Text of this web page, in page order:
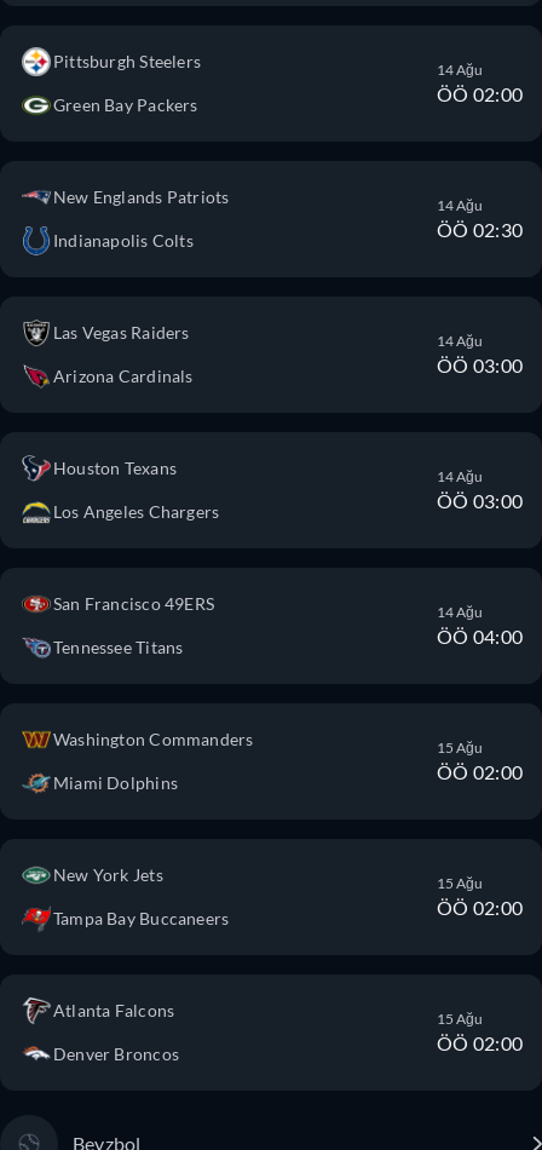
Pittsburgh Steelers
Green Bay Packers
14 Ağu
ÖÖ 02:00
New Englands Patriots
Indianapolis Colts
14 Ağu
ÖÖ 02:30
Las Vegas Raiders
Arizona Cardinals
14 Ağu
ÖÖ 03:00
Houston Texans
Los Angeles Chargers
14 Ağu
ÖÖ 03:00
San Francisco 49ERS
Tennessee Titans
14 Ağu
ÖÖ 04:00
Washington Commanders
Miami Dolphins
15 Ağu
ÖÖ 02:00
New York Jets
Tampa Bay Buccaneers
15 Ağu
ÖÖ 02:00
Atlanta Falcons
Denver Broncos
15 Ağu
ÖÖ 02:00
Beyzbol